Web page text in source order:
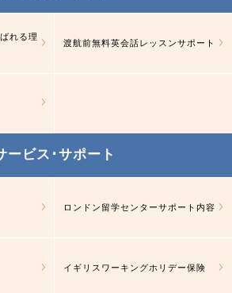
れる理
渡航前無料英会話レッスンサポート
ービス･サポート
ロンドン留学センターサポート内容
イギリスワーキングホリデー保険